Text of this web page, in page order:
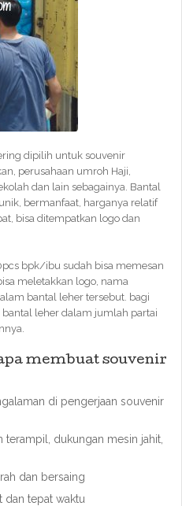
dipilih untuk souvenir
perusahaan umroh Haji,
dan lain sebagainya. Bantal
bermanfaat, harganya relatif
bisa ditempatkan logo dan
bpk/ibu sudah bisa memesan
meletakkan logo, nama
bantal leher tersebut. bagi
leher dalam jumlah partai
membuat souvenir
di pengerjaan souvenir
dukungan mesin jahit,
dan bersaing
dan tepat waktu